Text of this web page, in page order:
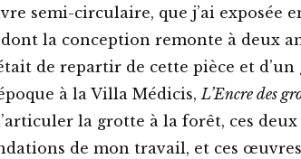
semi-circulaire, que j’ai exposée
la conception remonte à deux
de repartir de cette pièce et d’un
à la Villa Médicis,L’Encre des
la grotte à la forêt, ces
de mon travail, et ces